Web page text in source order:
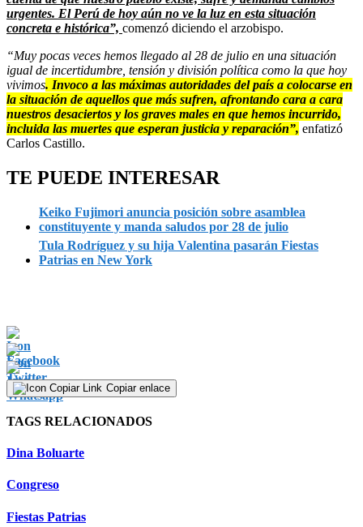
urgentes. El Perú de hoy aún no ve la luz en esta situación
concreta e histórica”, comenzó diciendo el arzobispo.
“Muy pocas veces hemos llegado al 28 de julio en una situación
igual de incertidumbre, tensión y división política como la que hoy
vivimos. Invoco a las máximas autoridades del país a colocarse en
la situación de aquellos que más sufren, afrontando cara a cara
nuestros desaciertos y los graves males en que hemos incurrido,
incluida las muertes que esperan justicia y reparación”, enfatizó
Carlos Castillo.
TE PUEDE INTERESAR
Keiko Fujimori anuncia posición sobre asamblea
constituyente y manda saludos por 28 de julio
Tula Rodríguez y su hija Valentina pasarán Fiestas
Patrias en New York
Copiar enlace
TAGS RELACIONADOS
Dina Boluarte
Congreso
Fiestas Patrias